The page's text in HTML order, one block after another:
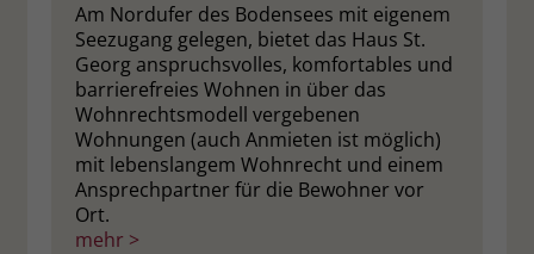
Am Nordufer des Bodensees mit eigenem
Seezugang gelegen, bietet das Haus St.
Georg anspruchsvolles, komfortables und
barrierefreies Wohnen in über das
Wohnrechtsmodell vergebenen
Wohnungen (auch Anmieten ist möglich)
mit lebenslangem Wohnrecht und einem
Ansprechpartner für die Bewohner vor
Ort.
mehr >